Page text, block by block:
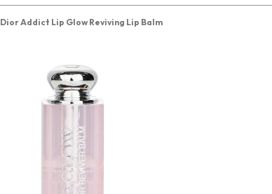
Dior Addict Lip Glow Reviving Lip Balm